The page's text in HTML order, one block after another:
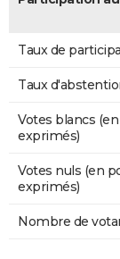
Taux de
Taux
Votes blancs
exprimés)
Votes nuls (en
exprimés)
Nombre de